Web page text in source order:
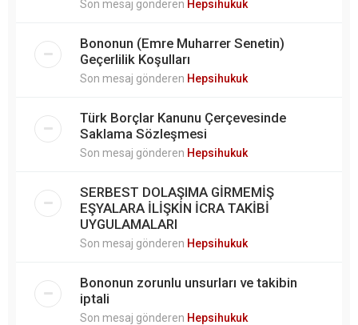
Son mesaj gönderen Hepsihukuk
Bononun (Emre Muharrer Senetin)
Geçerlilik Koşulları
Son mesaj gönderen Hepsihukuk
Türk Borçlar Kanunu Çerçevesinde
Saklama Sözleşmesi
Son mesaj gönderen Hepsihukuk
SERBEST DOLAŞIMA GİRMEMİŞ
EŞYALARA İLİŞKİN İCRA TAKİBİ
UYGULAMALARI
Son mesaj gönderen Hepsihukuk
Bononun zorunlu unsurları ve takibin
iptali
Son mesaj gönderen Hepsihukuk